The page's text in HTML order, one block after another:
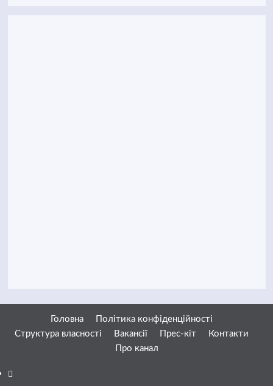
Головна
Політика конфіденційності
Структура власності
Вакансії Прес-кіт
Контакти
Про канал
Facebook